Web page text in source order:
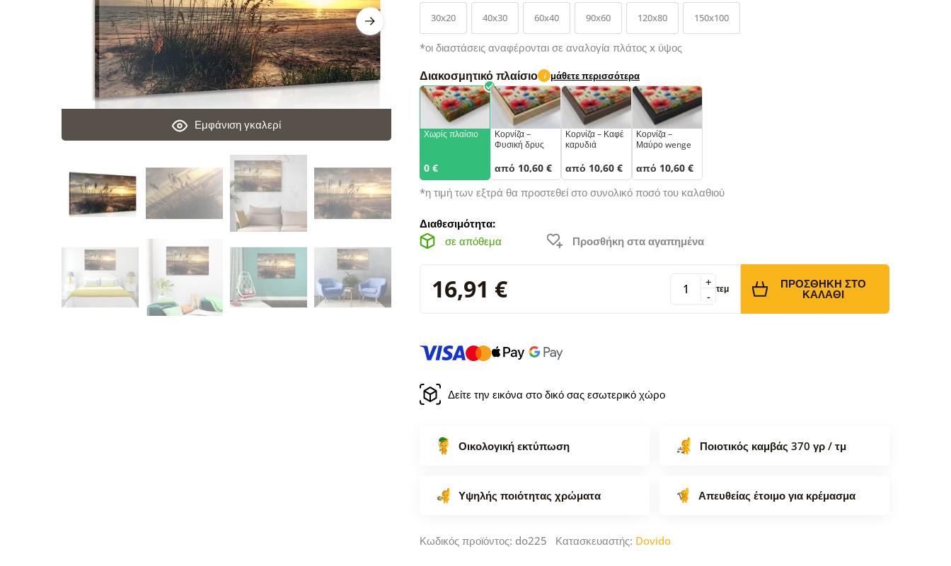
Εμφάνιση γκαλερί
30x20 40x30 60x40 90x60 120x80 150x100
*οι διαστάσεις αναφέρονται σε αναλογία πλάτος x ύψος
Διακοσμητικό πλαίσιο i μάθετε περισσότερα
Χωρίς πλαίσιο
0 €
Κορνίζα –
Φυσική δρυς
από 10,60 €
Κορνίζα – Καφέ
καρυδιά
από 10,60 €
Κορνίζα –
Μαύρο wenge
από 10,60 €
*η τιμή των εξτρά θα προστεθεί στο συνολικό ποσό του καλαθιού
Διαθεσιμότητα:
σε απόθεμα
Προσθήκη στα αγαπημένα
16,91 € -
+ τεμ ΠΡΟΣΘΉΚΗ ΣΤΟ
ΚΑΛΆΘΙ
Δείτε την εικόνα στο δικό σας εσωτερικό χώρο
Οικολογική εκτύπωση Ποιοτικός καμβάς 370 γρ / τμ
Υψηλής ποιότητας χρώματα Απευθείας έτοιμο για κρέμασμα
Κωδικός προϊόντος: do225 Κατασκευαστής: Dovido